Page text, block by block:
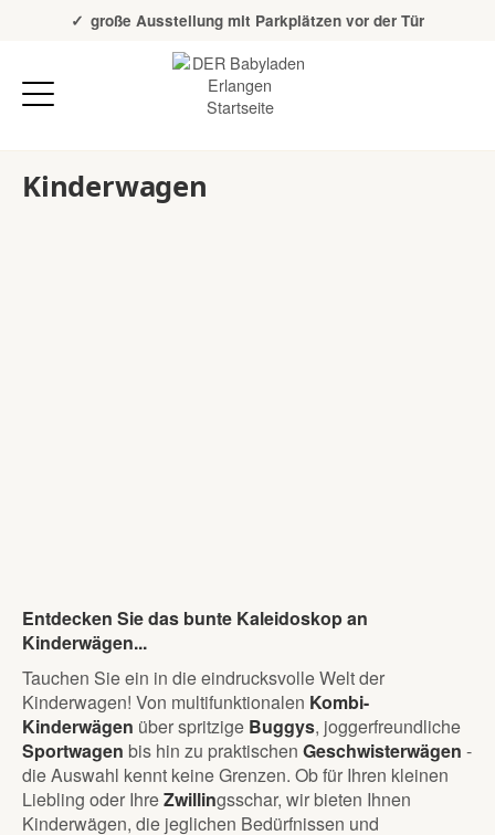
Über 20 Jahre Erfahrung
große Ausstellung mit Parkplätzen vor der Tür
Kinderwagen
Entdecken Sie das bunte Kaleidoskop an
Kinderwägen...
Tauchen Sie ein in die eindrucksvolle Welt der
Kinderwagen! Von multifunktionalen Kombi-
Kinderwägen über spritzige Buggys, joggerfreundliche
Sportwagen bis hin zu praktischen Geschwisterwägen -
die Auswahl kennt keine Grenzen. Ob für Ihren kleinen
Liebling oder IhreZwillingsschar, wir bieten Ihnen
Kinderwägen, die jeglichen Bedürfnissen und